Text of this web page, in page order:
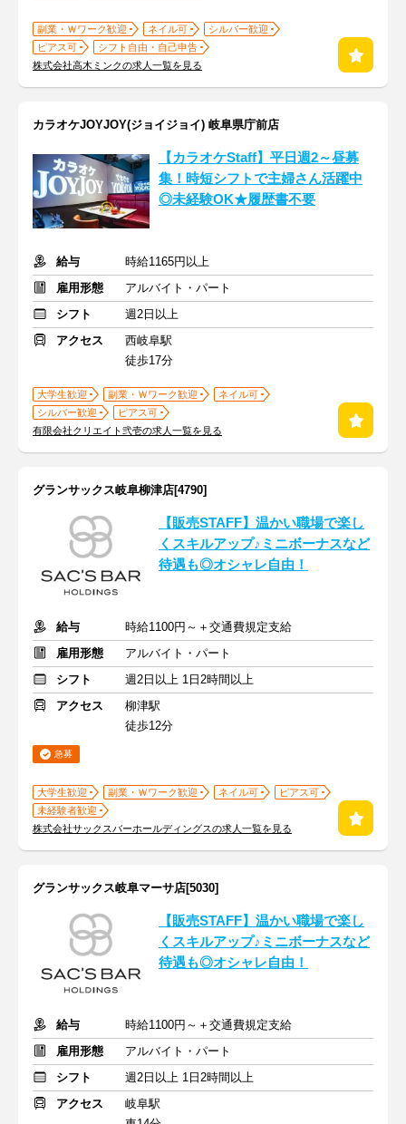
副業・Ｗワーク歓迎 ネイル可
シルバー歓迎
ピアス可
シフト自由・自己申告
株式会社高木ミンクの求人一覧を見る
カラオケJOYJOY(ジョイジョイ) 岐阜県庁前店
【カラオケStaff】平日週2～昼募
集！時短シフトで主婦さん活躍中
◎未経験OK★履歴書不要
給与
時給1165円以上
雇用形態
アルバイト・パート
シフト
週2日以上
アクセス
西岐阜駅
徒歩17分
大学生歓迎 副業・Ｗワーク歓迎
ネイル可
シルバー歓迎
ピアス可
有限会社クリエイト弐壱の求人一覧を見る
グランサックス岐阜柳津店[4790]
【販売STAFF】温かい職場で楽し
くスキルアップ♪ミニボーナスなど
待遇も◎オシャレ自由！
給与
時給1100円～＋交通費規定支給
雇用形態
アルバイト・パート
シフト
週2日以上 1日2時間以上
アクセス
柳津駅
徒歩12分
急募
大学生歓迎 副業・Ｗワーク歓迎 ネイル可
ピアス可
未経験者歓迎
株式会社サックスバーホールディングスの求人一覧を見る
グランサックス岐阜マーサ店[5030]
【販売STAFF】温かい職場で楽し
くスキルアップ♪ミニボーナスなど
待遇も◎オシャレ自由！
給与
時給1100円～＋交通費規定支給
雇用形態
アルバイト・パート
シフト
週2日以上 1日2時間以上
アクセス
岐阜駅